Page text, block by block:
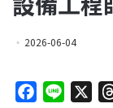
2026-06-04